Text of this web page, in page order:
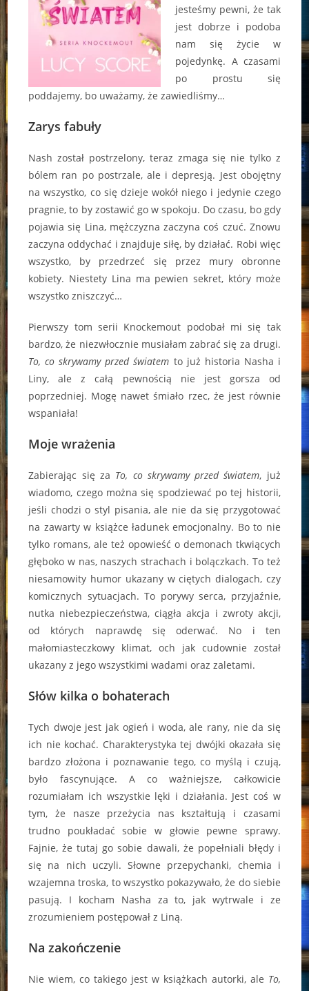
jesteśmy pewni, że tak
jest dobrze i podoba
nam się życie w
pojedynkę. A czasami
po prostu się
poddajemy, bo uważamy, że zawiedliśmy…
Zarys fabuły
Nash został postrzelony, teraz zmaga się nie tylko z
bólem ran po postrzale, ale i depresją. Jest obojętny
na wszystko, co się dzieje wokół niego i jedynie czego
pragnie, to by zostawić go w spokoju. Do czasu, bo gdy
pojawia się Lina, mężczyzna zaczyna coś czuć. Znowu
zaczyna oddychać i znajduje siłę, by działać. Robi więc
wszystko, by przedrzeć się przez mury obronne
kobiety. Niestety Lina ma pewien sekret, który może
wszystko zniszczyć…
Pierwszy tom serii Knockemout podobał mi się tak
bardzo, że niezwłocznie musiałam zabrać się za drugi.
To, co skrywamy przed światem to już historia Nasha i
Liny, ale z całą pewnością nie jest gorsza od
poprzedniej. Mogę nawet śmiało rzec, że jest równie
wspaniała!
Moje wrażenia
Zabierając się za To, co skrywamy przed światem, już
wiadomo, czego można się spodziewać po tej historii,
jeśli chodzi o styl pisania, ale nie da się przygotować
na zawarty w książce ładunek emocjonalny. Bo to nie
tylko romans, ale też opowieść o demonach tkwiących
głęboko w nas, naszych strachach i bolączkach. To też
niesamowity humor ukazany w ciętych dialogach, czy
komicznych sytuacjach. To porywy serca, przyjaźnie,
nutka niebezpieczeństwa, ciągła akcja i zwroty akcji,
od których naprawdę się oderwać. No i ten
małomiasteczkowy klimat, och jak cudownie został
ukazany z jego wszystkimi wadami oraz zaletami.
Słów kilka o bohaterach
Tych dwoje jest jak ogień i woda, ale rany, nie da się
ich nie kochać. Charakterystyka tej dwójki okazała się
bardzo złożona i poznawanie tego, co myślą i czują,
było fascynujące. A co ważniejsze, całkowicie
rozumiałam ich wszystkie lęki i działania. Jest coś w
tym, że nasze przeżycia nas kształtują i czasami
trudno poukładać sobie w głowie pewne sprawy.
Fajnie, że tutaj go sobie dawali, że popełniali błędy i
się na nich uczyli. Słowne przepychanki, chemia i
wzajemna troska, to wszystko pokazywało, że do siebie
pasują. I kocham Nasha za to, jak wytrwale i ze
zrozumieniem postępował z Liną.
Na zakończenie
Nie wiem, co takiego jest w książkach autorki, ale To,